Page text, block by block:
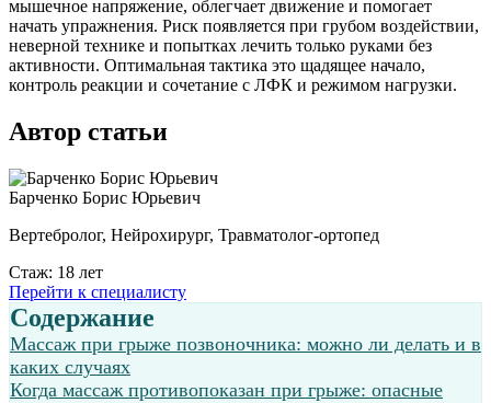
мышечное напряжение, облегчает движение и помогает
начать упражнения. Риск появляется при грубом воздействии,
неверной технике и попытках лечить только руками без
активности. Оптимальная тактика это щадящее начало,
контроль реакции и сочетание с ЛФК и режимом нагрузки.
Автор статьи
Барченко Борис Юрьевич
Вертебролог, Нейрохирург, Травматолог-ортопед
Стаж: 18 лет
Перейти к специалисту
Содержание
Массаж при грыже позвоночника: можно ли делать и в
каких случаях
Когда массаж противопоказан при грыже: опасные